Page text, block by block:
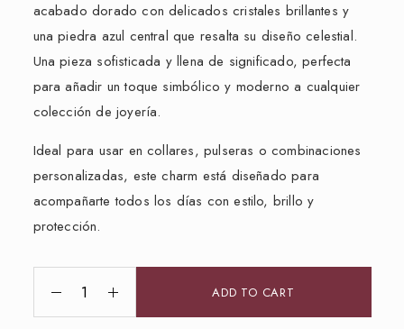
acabado dorado con delicados cristales brillantes y
una piedra azul central que resalta su diseño celestial.
Una pieza sofisticada y llena de significado, perfecta
para añadir un toque simbólico y moderno a cualquier
colección de joyería.
Ideal para usar en collares, pulseras o combinaciones
personalizadas, este charm está diseñado para
acompañarte todos los días con estilo, brillo y
protección.
ADD TO CART